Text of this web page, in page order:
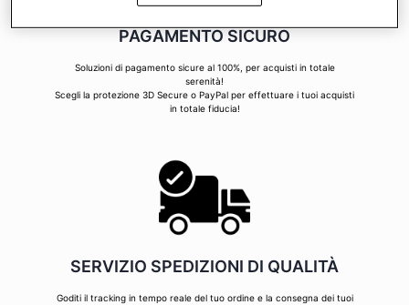
PAGAMENTO SICURO
Soluzioni di pagamento sicure al 100%, per acquisti in totale
serenità!
Scegli la protezione 3D Secure o PayPal per effettuare i tuoi acquisti
in totale fiducia!
SERVIZIO SPEDIZIONI DI QUALITÀ
Goditi il tracking in tempo reale del tuo ordine e la consegna dei tuoi